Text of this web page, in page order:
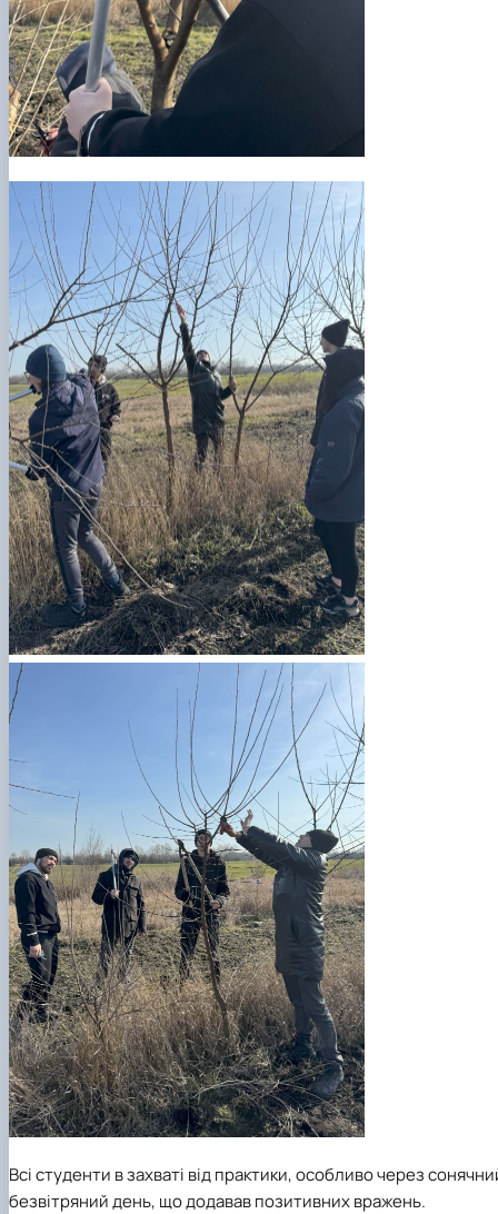
Всі студенти в захваті від практики, особливо через
безвітряний день, що додавав позитивних вражень.